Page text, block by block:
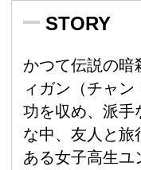
STORY
かつて伝説の暗
ィガン（チャ
功を収め、派手
な中、友人と旅
ある女子高生ユ